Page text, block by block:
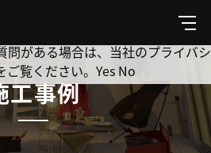
メ
ニ
ュ
工事例
の活動を追跡してもよろしいです
イバシーを極めて重視しています。
問がある場合は、当社のプライバシ
覧ください。 Yes No